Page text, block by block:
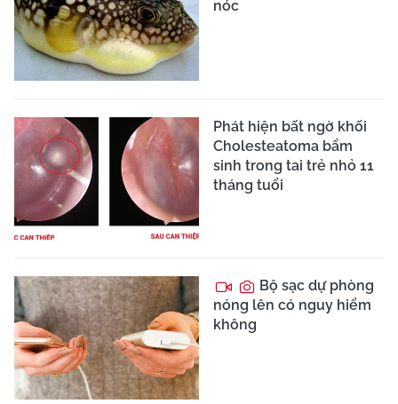
nóc
Phát hiện bất ngờ khối
Cholesteatoma bẩm
sinh trong tai trẻ nhỏ 11
tháng tuổi
Bộ sạc dự phòng
nóng lên có nguy hiểm
không